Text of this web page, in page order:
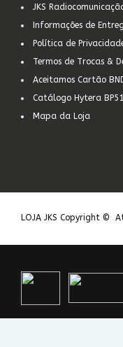
JKS
Informações de
Política de
Termos de Trocas &
Aceitamos Cartão
Catálogo Hytera
Mapa da Loja
LOJA JKS Copyright ©